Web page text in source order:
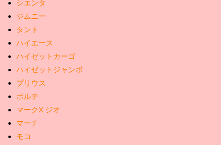
シエンタ
ジムニー
タント
ハイエース
ハイゼットカーゴ
ハイゼットジャンボ
プリウス
ポルテ
マークX ジオ
マーチ
モコ